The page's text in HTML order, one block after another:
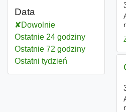
Data
Dowolnie
Ostatnie 24 godziny
Ostatnie 72 godziny
Ostatni tydzień